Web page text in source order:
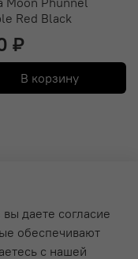
Red Black
₽
В корзину
даете согласие
обеспечивают
с нашей